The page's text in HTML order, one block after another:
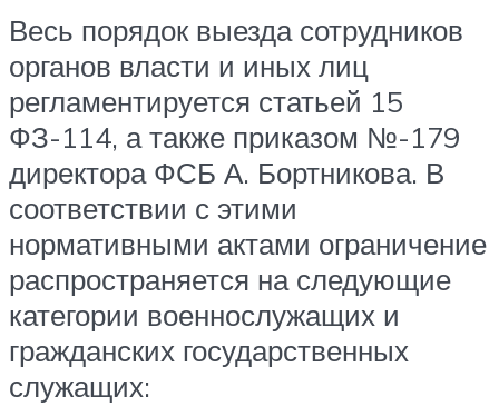
Весь порядок выезда сотрудников
органов власти и иных лиц
регламентируется статьей 15
ФЗ-114, а также приказом №-179
директора ФСБ А. Бортникова. В
соответствии с этими
нормативными актами ограничение
распространяется на следующие
категории военнослужащих и
гражданских государственных
служащих: